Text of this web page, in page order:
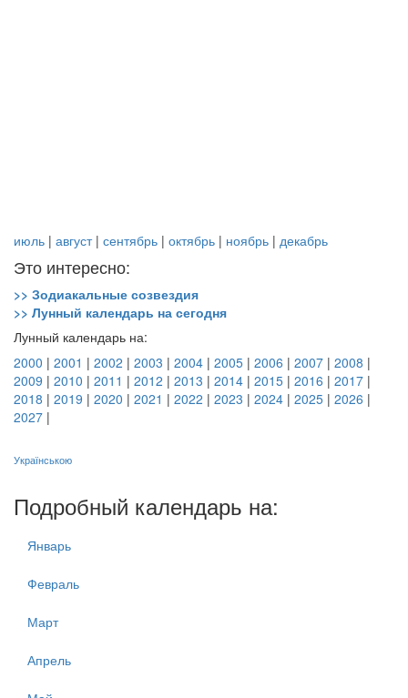
июль | август| сентябрь | октябрь | ноябрь | декабрь
Это интересно:
>> Зодиакальные созвездия
>> Лунный календарь на сегодня
Лунный календарь на:
2000 | 2001 | 2002 | 2003 | 2004 | 2005 | 2006 | 2007 | 2008 |
2009 | 2010 | 2011 | 2012 | 2013 | 2014 | 2015 | 2016 | 2017 |
2018 | 2019 | 2020 | 2021 | 2022 | 2023 | 2024 | 2025 | 2026 |
2027 |
Українською
Подробный календарь на:
Январь
Февраль
Март
Апрель